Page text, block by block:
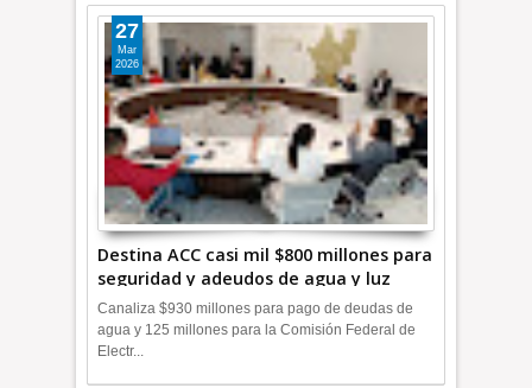
Destina ACC casi mil $800 millones para
seguridad y adeudos de agua y luz
+Video
27
Mar
2026
Canaliza $930 millones para pago de deudas de
agua y 125 millones para la Comisión Federal de
Electr...